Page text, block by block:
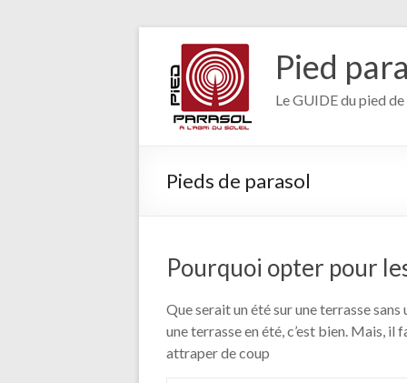
contenu
Pied
Le GUIDE du pied
Pieds de parasol
Pourquoi opter pour
Que serait un été sur une terrasse
une terrasse en été, c’est bien. Mais,
attraper de coup